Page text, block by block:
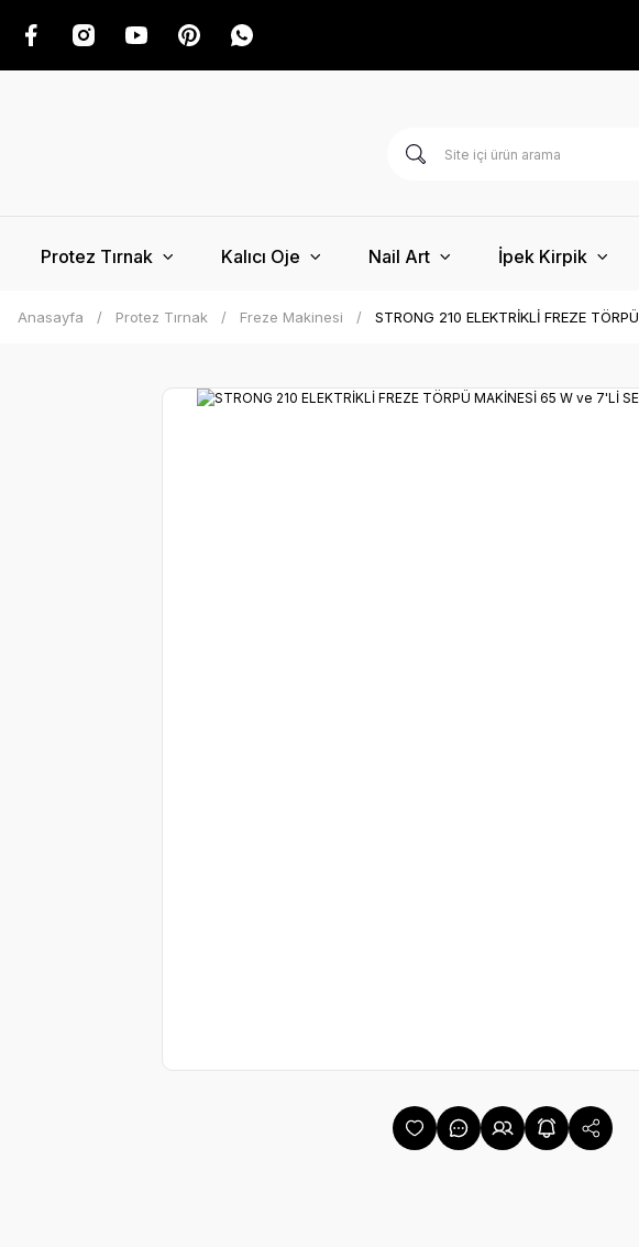
Protez Tırnak Kalıcı Oje Nail Art İpek Kirpik
Anasayfa Protez Tırnak Freze Makinesi STRONG 210 ELEKTRİKLİ FREZE